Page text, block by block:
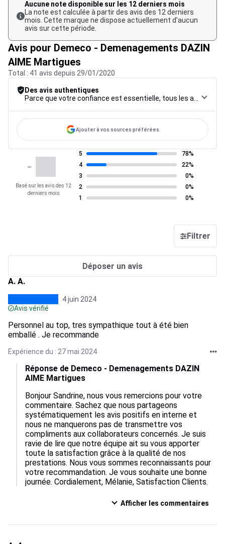
Aucune note disponible sur les 12 derniers mois
La note est calculée à partir des avis des 12 derniers
mois. Cette marque ne dispose actuellement d’aucun
avis sur cette période.
Avis pour Demeco - Demenagements DAZIN
AIME Martigues
Total : 41 avis depuis 29/01/2020
Des avis authentiques
Ajouter à vos sources préférées
-
Basé sur les avis des 12
derniers mois
5
78%
4
22%
3
0%
2
0%
1
0%
Filtrer
Déposer un avis
A. A.
4 juin 2024
Avis vérifié
Personnel au top, tres sympathique tout à été bien
emballé . Je recommande
Expérience du : 27 mai 2024
Réponse de Demeco - Demenagements DAZIN
AIME Martigues
Bonjour Sandrine, nous vous remercions pour votre
commentaire. Sachez que nous partageons
systématiquement les avis positifs en interne et
nous ne manquerons pas de transmettre vos
compliments aux collaborateurs concernés. Je suis
ravie de lire que notre équipe ait su vous apporter
toute la satisfaction grâce à la qualité de nos
prestations. Nous vous sommes reconnaissants pour
votre recommandation. Je vous souhaite une bonne
journée. Cordialement, Mélanie, Satisfaction Clients.
Afficher les commentaires